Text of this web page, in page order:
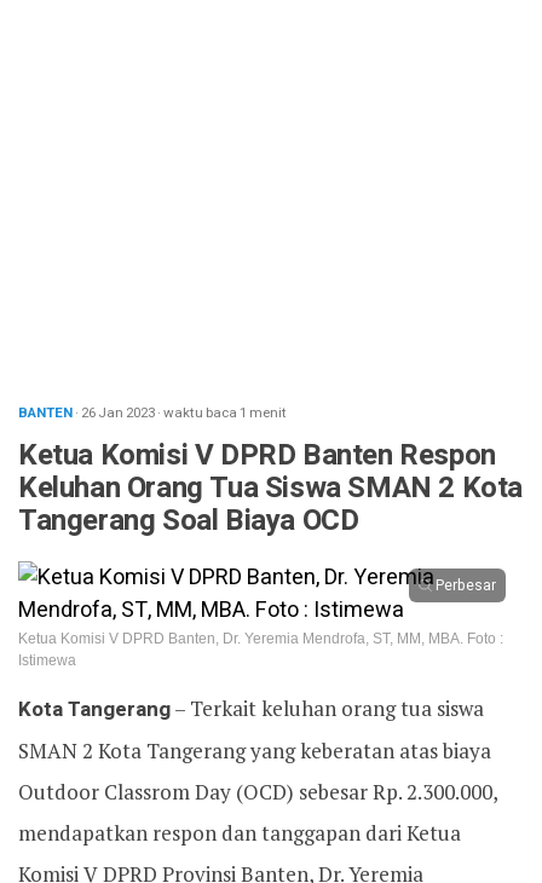
BANTEN· 26 Jan 2023·waktu baca 1 menit
Ketua Komisi V DPRD Banten Respon
Keluhan Orang Tua Siswa SMAN 2 Kota
Tangerang Soal Biaya OCD
Perbesar
Ketua Komisi V DPRD Banten, Dr. Yeremia Mendrofa, ST, MM, MBA. Foto :
Istimewa
Kota Tangerang– Terkait keluhan orang tua siswa
SMAN 2 Kota Tangerang yang keberatan atas biaya
Outdoor Classrom Day (OCD) sebesar Rp. 2.300.000,
mendapatkan respon dan tanggapan dari Ketua
Komisi V DPRD Provinsi Banten, Dr. Yeremia